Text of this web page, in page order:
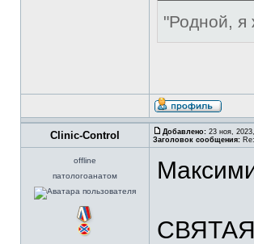
"Родной, я
Clinic-Control Добавлено: 23 ноя,
Заголовок сообщения:
offline
патологоанатом